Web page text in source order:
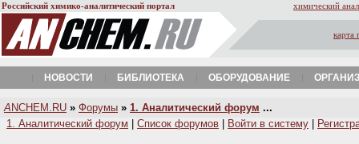
Российский химико-аналитический портал химический
карта
НОВОСТИ БИБЛИОТЕКА ОБОРУДОВАНИЕ
A NCHEM.RU » Форумы » 1. Аналитический форум ...
1. Аналитический форум
Список форумов Войти в систему